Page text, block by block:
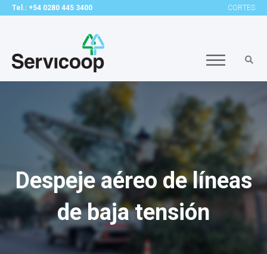
Tel.: +54 0280 445 3400 CORTES
Despeje aéreo de líneas
de baja tensión